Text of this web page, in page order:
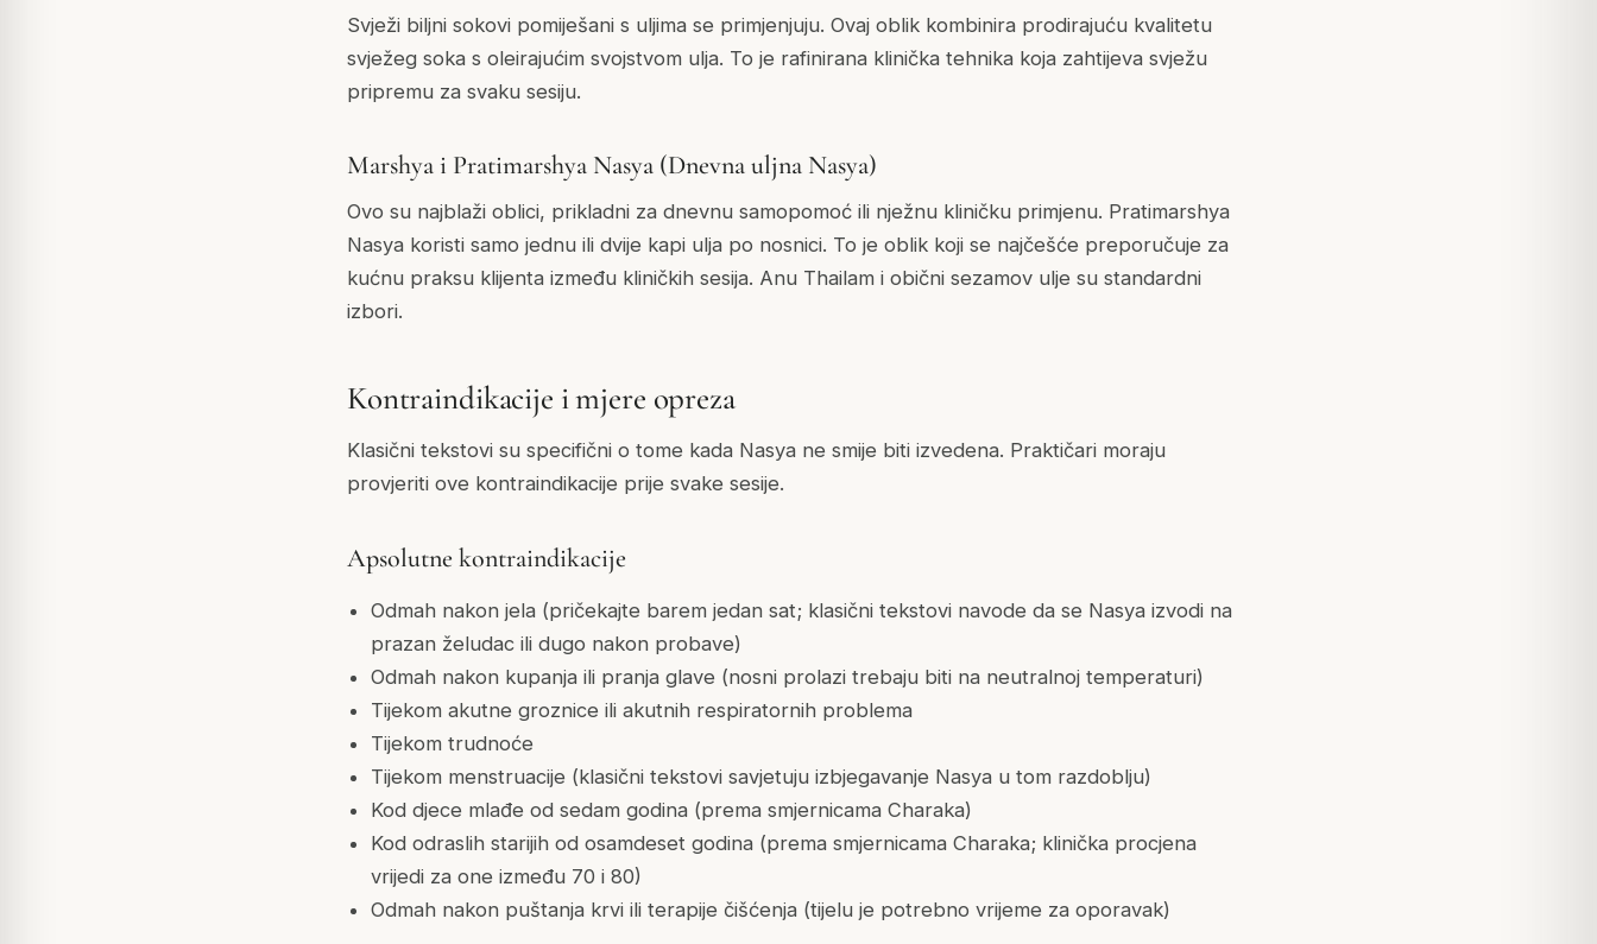
Svježi biljni sokovi pomiješani s uljima se primjenjuju. Ovaj oblik kombinira prodirajuću kvalitetu
svježeg soka s oleirajućim svojstvom ulja. To je rafinirana klinička tehnika koja zahtijeva svježu
pripremu za svaku sesiju.
Marshya i Pratimarshya Nasya (Dnevna uljna Nasya)
Ovo su najblaži oblici, prikladni za dnevnu samopomoć ili nježnu kliničku primjenu. Pratimarshya
Nasya koristi samo jednu ili dvije kapi ulja po nosnici. To je oblik koji se najčešće preporučuje za
kućnu praksu klijenta između kliničkih sesija. Anu Thailam i obični sezamov ulje su standardni
izbori.
Kontraindikacije i mjere opreza
Klasični tekstovi su specifični o tome kada Nasya ne smije biti izvedena. Praktičari moraju
provjeriti ove kontraindikacije prije svake sesije.
Apsolutne kontraindikacije
Odmah nakon jela (pričekajte barem jedan sat; klasični tekstovi navode da se Nasya izvodi na
prazan želudac ili dugo nakon probave)
Odmah nakon kupanja ili pranja glave (nosni prolazi trebaju biti na neutralnoj temperaturi)
Tijekom akutne groznice ili akutnih respiratornih problema
Tijekom trudnoće
Tijekom menstruacije (klasični tekstovi savjetuju izbjegavanje Nasya u tom razdoblju)
Kod djece mlađe od sedam godina (prema smjernicama Charaka)
Kod odraslih starijih od osamdeset godina (prema smjernicama Charaka; klinička procjena
vrijedi za one između 70 i 80)
Odmah nakon puštanja krvi ili terapije čišćenja (tijelu je potrebno vrijeme za oporavak)